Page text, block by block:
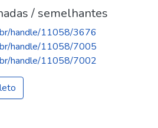
/ semelhantes
handle/11058/3676
handle/11058/7005
handle/11058/7002